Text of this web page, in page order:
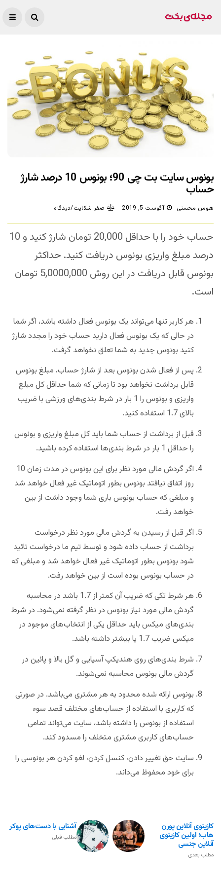
بونوس سایت بت چی 90؛ بونوس 10 درصد شارژ
حساب
هومن محسنی آگوست 5, 2019 صفر شکایت/دیدگاه
حساب خود را با حداقل 20,000 تومان شارژ کنید و 10
درصد مبلغ واریزی بونوس دریافت کنید. حداکثر
بونوس قابل دریافت در این روش 5,0000,000 تومان
است.
هر کاربر تنها می‌تواند یک بونوس فعال داشته باشد، اگر شما
در حالی که یک بونوس فعال دارید حساب خود را مجدد شارژ
کنید بونوس جدید به شما تعلق نخواهد گرفت.
پس از فعال شدن بونوس بعد از شارژ حساب، مبلغ بونوس
قابل برداشت نخواهد بود تا زمانی که شما حداقل کل مبلغ
واریزی و بونوس را 1 بار در شرط بندی‌های ورزشی با ضریب
بالای 1.7 استفاده کنید.
قبل از برداشت از حساب شما باید کل مبلغ واریزی و بونوس
را حداقل 1 بار در شرط بندی‌ها استفاده کرده باشید.
اگر گردش مالی مورد نظر برای این بونوس در مدت زمان 10
روز اتفاق نیافتد بونوس بطور اتوماتیک غیر فعال خواهد شد
و مبلغی که حساب بونوس باری شما وجود داشت از بین
خواهد رفت.
اگر قبل از رسیدن به گردش مالی مورد نظر درخواست
برداشت از حساب داده شود و توسط تیم ما درخواست تائید
شود بونوس بطور اتوماتیک غیر فعال خواهد شد و مبلغی که
در حساب بونوس بوده است از بین خواهد رفت.
هر شرط تکی که ضریب آن کمتر از 1.7 باشد در محاسبه
گردش مالی مورد نیاز بونوس در نظر گرفته نمی‌شود. در شرط
بندی‌های میکس باید حداقل یکی از انتخاب‌های موجود در
میکس ضریب 1.7 یا بیشتر داشته باشد.
شرط بندی‌های روی هندیکپ آسیایی و گل بالا و پائین در
گردش مالی بونوس محاسبه نمی‌شوند.
بونوس ارائه شده محدود به هر مشتری می‌باشد. در صورتی
که کاربری با استفاده از حساب‌های مختلف قصد سوء
استفاده از بونوس را داشته باشد، سایت می‌تواند تمامی
حساب‌های کاربری مشتری متخلف را مسدود کند.
سایت حق تغییر دادن، ‌کنسل کردن، لغو کردن هر بونوسی را
برای خود محفوظ می‌داند.
آشنایی با دست‌های پوکر
مطلب قبلی
کازینوی آنلاین پورن
هاب؛ اولین کازینوی
آنلاین جنسی
مطلب بعدی